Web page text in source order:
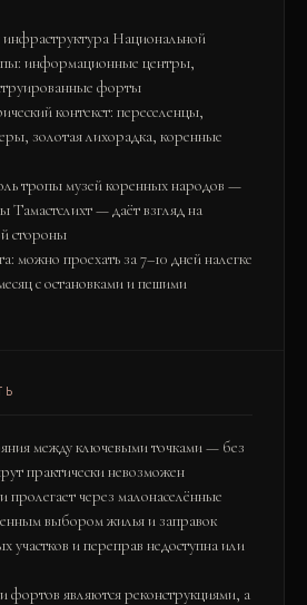
Национальной
информационные центры,
форты
контекст: переселенцы,
золотая лихорадка, коренные
тропы музей коренных народов —
Тамастслихт — даёт взгляд на
стороны
можно проехать за 7–10 дней налегке
с остановками и пешими
между ключевыми точками — без
практически невозможен
пролегает через малонаселённые
выбором жилья и заправок
участков и переправ недоступна или
фортов являются реконструкциями, а